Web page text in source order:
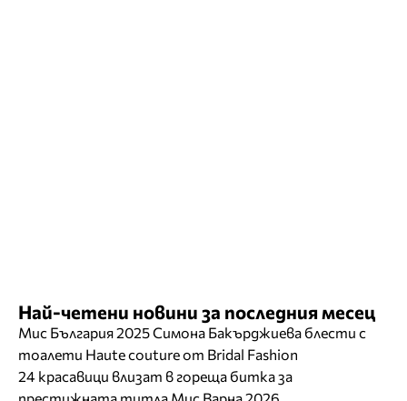
Най-четени новини за последния месец
Мис България 2025 Симона Бакърджиева блести с
тоалети Haute couture от Bridal Fashion
24 красавици влизат в гореща битка за